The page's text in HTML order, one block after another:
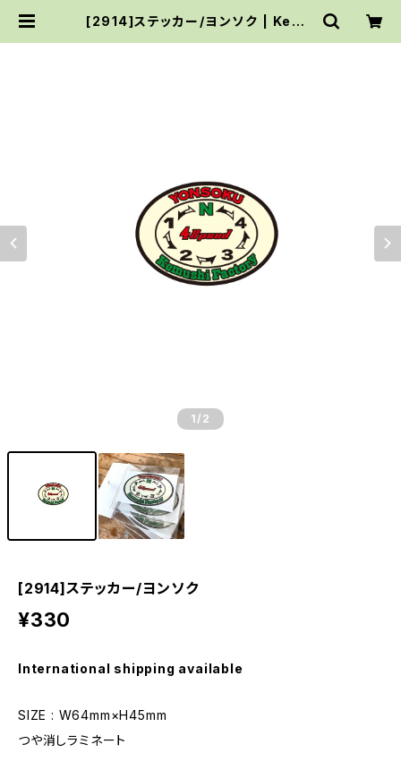
[2914]ステッカー/ヨンソク | Kemu
1 /2
[2914]ステッカー/ヨンソク
¥330
International shipping available
SIZE : W64mm×H45mm
つや消しラミネート